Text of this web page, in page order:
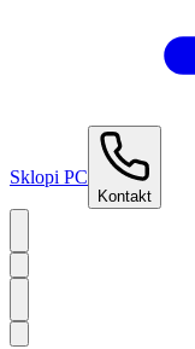
Sklopi PC
Kontakt